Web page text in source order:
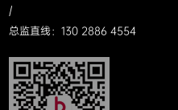
/
总监直线：130 2886 4554